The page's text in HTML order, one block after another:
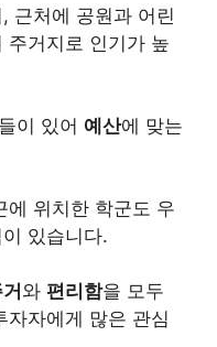
근처에 공원과 어린
주거지로 인기가 높
이 있어 예산에 맞는
에 위치한 학군도 우
있습니다.
와 편리함을 모두
자자에게 많은 관심